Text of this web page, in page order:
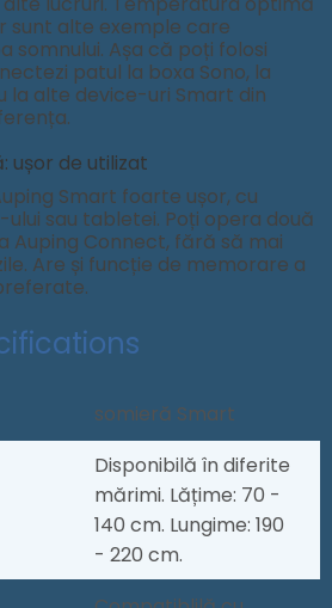
sunt alte exemple care
somnului. Așa că poți folosi
patul la boxa Sono, la
la alte device-uri Smart din
ușor de utilizat
Smart foarte ușor, cu
sau tabletei. Poți opera două
Auping Connect, fără să mai
Are și funcție de memorare a
somieră Smart
Disponibilă în diferite
mărimi. Lățime: 70 -
140 cm. Lungime: 190
- 220 cm.